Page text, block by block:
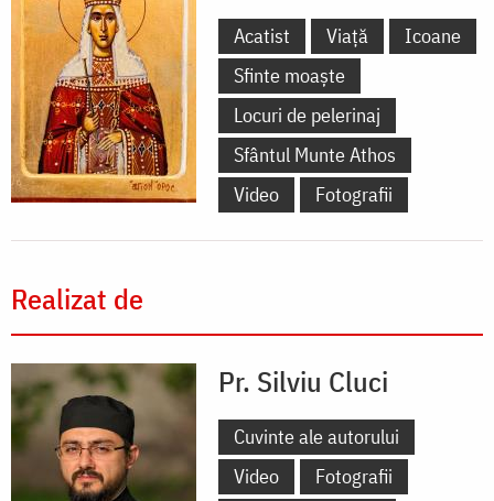
Acatist Viață
Icoane
Sfinte moaște
Locuri de pelerinaj
Sfântul Munte Athos
Video
Fotografii
Realizat de
Pr. Silviu Cluci
Cuvinte ale autorului
Video
Fotografii